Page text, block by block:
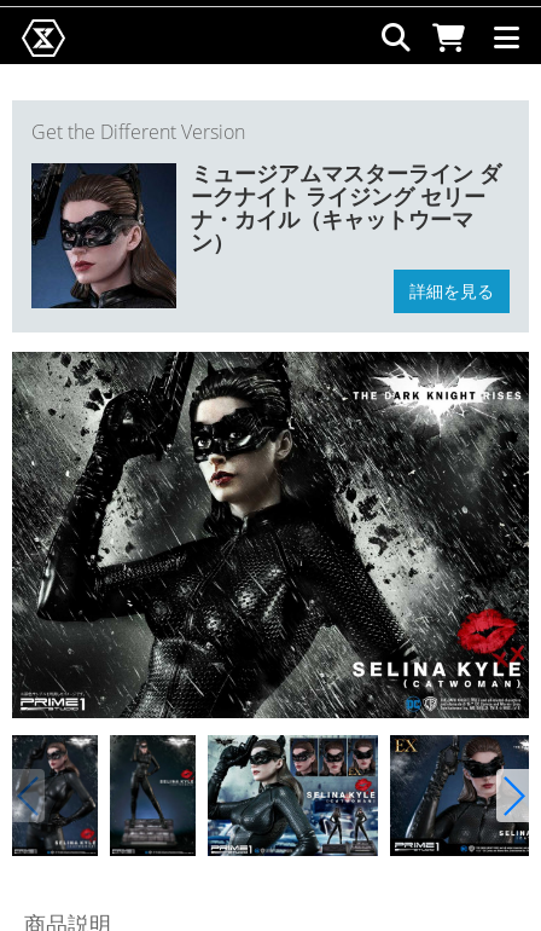
Get the Different Version
ミュージアムマスターライン ダ
ークナイト ライジング セリー
ナ・カイル（キャットウーマ
ン）
詳細を見る
商品説明